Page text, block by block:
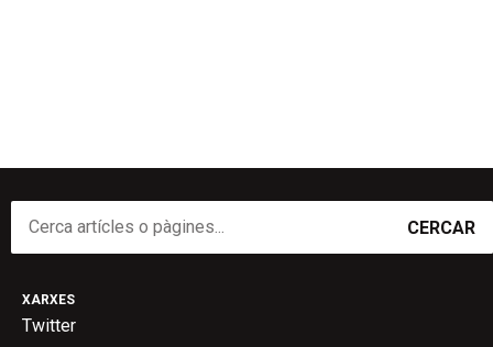
CERCAR
XARXES
Twitter